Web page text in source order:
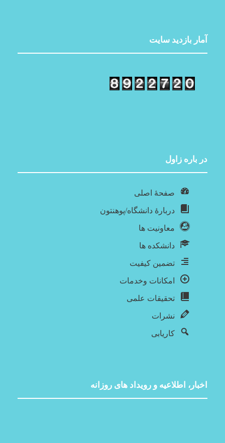
آمار بازدید سایت
در باره‌ زاول
صفحۀ اصلی
دربارۀ‌ دانشگاه/پوهنتون
معاونیت ها
دانشکده ها
تضمین کیفیت
امکانات وخدمات
تحقیقات علمی
نشرات
کاریابی
اخبار، اطلاعیه و رویداد های روزانه